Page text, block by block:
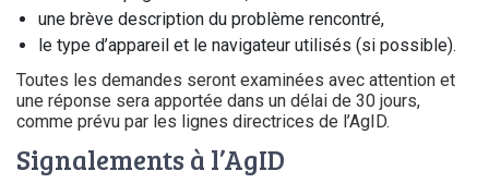
une brève description du problème rencontré,
le type d’appareil et le navigateur utilisés (si possible).
Toutes les demandes seront examinées avec attention et
une réponse sera apportée dans un délai de 30 jours,
comme prévu par les lignes directrices de l’AgID.
Signalements à l’AgID